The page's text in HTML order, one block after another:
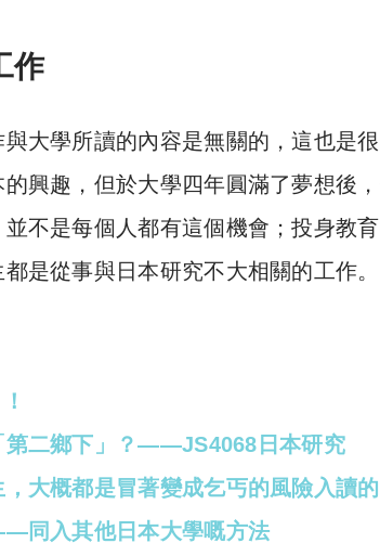
作
大學所讀的內容是無關的，這也是
興趣，但於大學四年圓滿了夢想後
不是每個人都有這個機會；投身教
是從事與日本研究不大相關的工作。
第二鄉下」？——JS4068日本研究
，大概都是冒著變成乞丐的風險入讀的
同入其他日本大學嘅方法